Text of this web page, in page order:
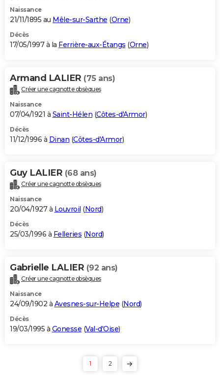
Naissance
21/11/1895 au Mêle-sur-Sarthe (Orne)
Décès
17/05/1997 à la Ferrière-aux-Étangs (Orne)
Armand LALIER (75 ans)
Créer une cagnotte obsèques
Naissance
07/04/1921 à Saint-Hélen (Côtes-d'Armor)
Décès
11/12/1996 à Dinan (Côtes-d'Armor)
Guy LALIER (68 ans)
Créer une cagnotte obsèques
Naissance
20/04/1927 à Louvroil (Nord)
Décès
25/03/1996 à Felleries (Nord)
Gabrielle LALIER (92 ans)
Créer une cagnotte obsèques
Naissance
24/09/1902 à Avesnes-sur-Helpe (Nord)
Décès
19/03/1995 à Gonesse (Val-d'Oise)
1 2